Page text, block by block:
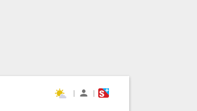
| |